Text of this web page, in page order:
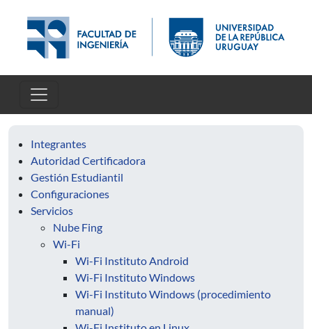
Integrantes
Autoridad Certificadora
Gestión Estudiantil
Configuraciones
Servicios
Nube Fing
Wi-Fi
Wi-Fi Instituto Android
Wi-Fi Instituto Windows
Wi-Fi Instituto Windows (procedimiento
manual)